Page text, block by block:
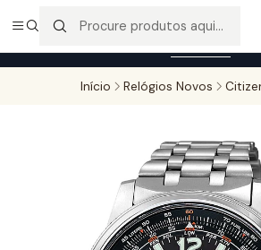
Entregas gratuitas para compras
encomendas serão sujeitas a
Início Relógios Novos